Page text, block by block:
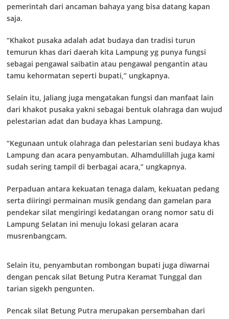
pemerintah dari ancaman bahaya yang bisa datang kapan
saja.
“Khakot pusaka adalah adat budaya dan tradisi turun
temurun khas dari daerah kita Lampung yg punya fungsi
sebagai pengawal saibatin atau pengawal pengantin atau
tamu kehormatan seperti bupati,” ungkapnya.
Selain itu, Jaliang juga mengatakan fungsi dan manfaat lain
dari khakot pusaka yakni sebagai bentuk olahraga dan wujud
pelestarian adat dan budaya khas Lampung.
“Kegunaan untuk olahraga dan pelestarian seni budaya khas
Lampung dan acara penyambutan. Alhamdulillah juga kami
sudah sering tampil di berbagai acara,” ungkapnya.
Perpaduan antara kekuatan tenaga dalam, kekuatan pedang
serta diiringi permainan musik gendang dan gamelan para
pendekar silat mengiringi kedatangan orang nomor satu di
Lampung Selatan ini menuju lokasi gelaran acara
musrenbangcam.
Selain itu, penyambutan rombongan bupati juga diwarnai
dengan pencak silat Betung Putra Keramat Tunggal dan
tarian sigekh pengunten.
Pencak silat Betung Putra merupakan persembahan dari